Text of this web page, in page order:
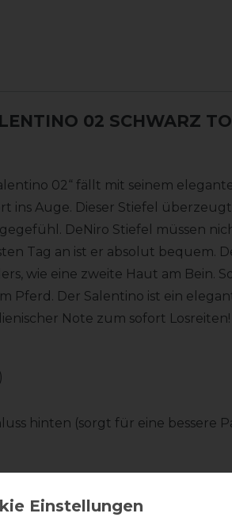
02 SCHWARZ
02“ fällt mit seinem
ins Auge. Dieser Stiefel überzeugt
DeNiro Stiefel müssen
Tag an ist er absolut bequem.
wie eine zweite Haut am Bein.
Pferd. Der Salentino ist ein
Note zum sofort Losreiten!
hinten (sorgt für eine bessere